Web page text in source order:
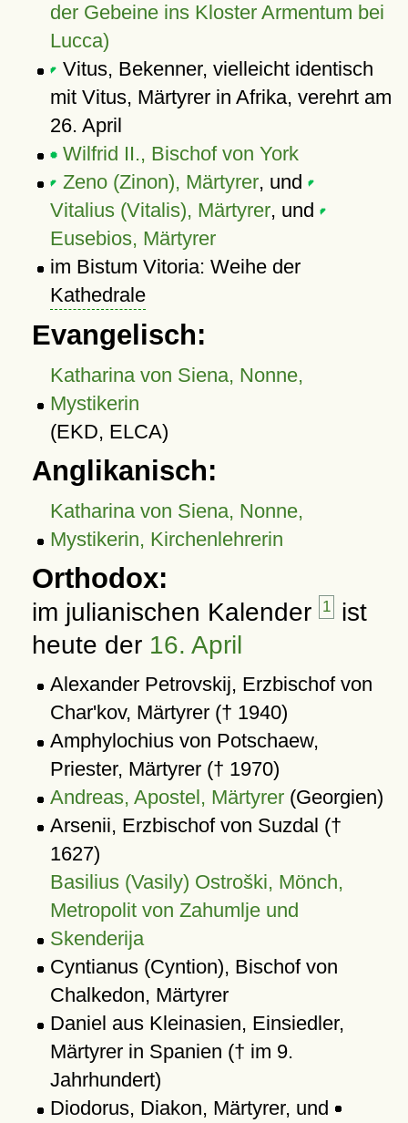
der Gebeine ins Kloster Armentum bei
Lucca)
Vitus, Bekenner, vielleicht identisch
mit Vitus, Märtyrer in Afrika, verehrt am
26. April
Wilfrid II., Bischof von York
Zeno (Zinon), Märtyrer, und
Vitalius (Vitalis), Märtyrer, und
Eusebios, Märtyrer
im Bistum Vitoria: Weihe der
Kathedrale
Evangelisch:
Katharina von Siena, Nonne,
Mystikerin
(EKD, ELCA)
Anglikanisch:
Katharina von Siena, Nonne,
Mystikerin, Kirchenlehrerin
Orthodox:
im julianischen Kalender 1 ist
heute der 16. April
Alexander Petrovskij, Erzbischof von
Char'kov, Märtyrer († 1940)
Amphylochius von Potschaew,
Priester, Märtyrer († 1970)
Andreas, Apostel, Märtyrer(Georgien)
Arsenii, Erzbischof von Suzdal (†
1627)
Basilius (Vasily) Ostroški, Mönch,
Metropolit von Zahumlje und
Skenderija
Cyntianus (Cyntion), Bischof von
Chalkedon, Märtyrer
Daniel aus Kleinasien, Einsiedler,
Märtyrer in Spanien († im 9.
Jahrhundert)
Diodorus, Diakon, Märtyrer, und